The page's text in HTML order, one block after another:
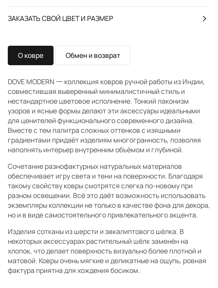
ЗАКАЗАТЬ СВОЙ ЦВЕТ И РАЗМЕР
О ковре Обмен и возврат
DOVE MODERN 一 коллекция ковров ручной работы из Индии,
совместившая выверенный минималистичный стиль и
нестандартное цветовое исполнение. Тонкий лаконизм
узоров и ясные формы делают эти аксессуары идеальными
для ценителей функционального современного дизайна.
Вместе с тем палитра сложных оттенков с изящными
градиентами придаёт изделиям многогранность, позволяя
наполнять интерьер внутренним объёмом и глубиной.
Сочетание разнофактурных натуральных материалов
обеспечивает игру света и тени на поверхности. Благодаря
такому свойству ковры смотрятся слегка по-новому при
разном освещении. Всё это даёт возможность использовать
экземпляры коллекции не только в качестве фона для декора,
но и в виде самостоятельного привлекательного акцента.
Изделия сотканы из шерсти и эвкалиптового шёлка. В
некоторых аксессуарах растительный шёлк заменён на
хлопок, что делает поверхность визуально более плотной и
матовой. Ковры очень мягкие и деликатные на ощупь, ровная
фактура приятна для хождения босиком.